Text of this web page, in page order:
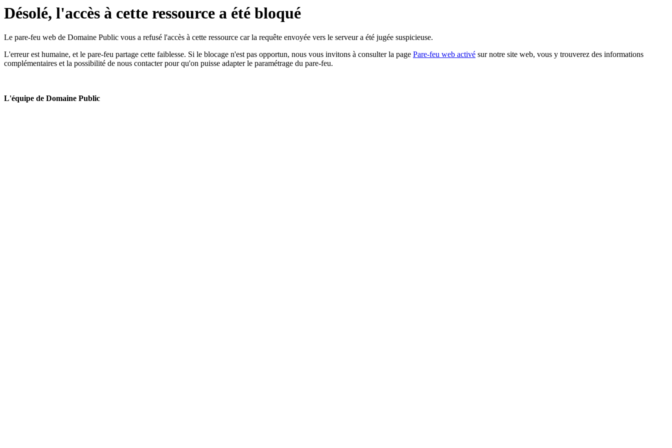
Désolé, l'accès à cette ressource a été bloqué
Le pare-feu web de Domaine Public vous a refusé l'accès à cette ressource car la requête envoyée vers le serveur a été jugée suspicieuse.
L'erreur est humaine, et le pare-feu partage cette faiblesse. Si le blocage n'est pas opportun, nous vous invitons à consulter la page Pare-feu web activé sur notre site web, vous y trouverez des informations
complémentaires et la possibilité de nous contacter pour qu'on puisse adapter le paramétrage du pare-feu.
L'équipe de Domaine Public